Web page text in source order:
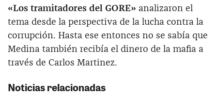
«Los tramitadores del GORE» analizaron el
tema desde la perspectiva de la lucha contra la
corrupción. Hasta ese entonces no se sabía que
Medina también recibía el dinero de la mafia a
través de Carlos Martinez.
Noticias relacionadas